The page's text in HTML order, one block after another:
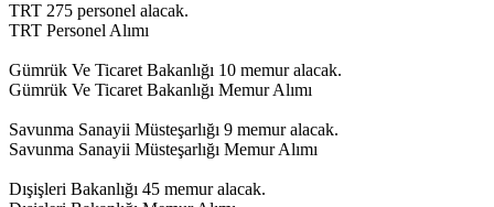
TRT 275 personel alacak.
TRT Personel Alımı
Gümrük Ve Ticaret Bakanlığı 10 memur alacak.
Gümrük Ve Ticaret Bakanlığı Memur Alımı
Savunma Sanayii Müsteşarlığı 9 memur alacak.
Savunma Sanayii Müsteşarlığı Memur Alımı
Dışişleri Bakanlığı 45 memur alacak.